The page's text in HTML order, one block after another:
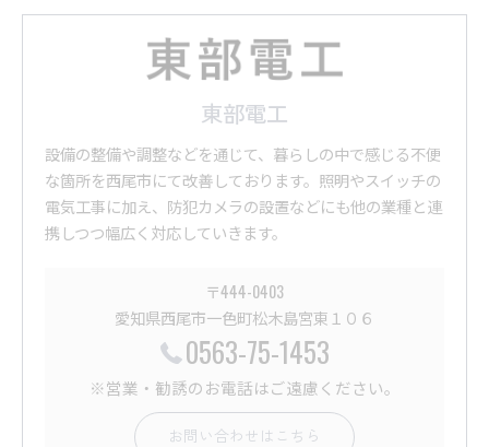
東部電工
設備の整備や調整などを通じて、暮らしの中で感じる不便
な箇所を西尾市にて改善しております。照明やスイッチの
電気工事に加え、防犯カメラの設置などにも他の業種と連
携しつつ幅広く対応していきます。
〒444-0403
愛知県西尾市一色町松木島宮東１０６
0563-75-1453
※営業・勧誘のお電話はご遠慮ください。
お問い合わせはこちら